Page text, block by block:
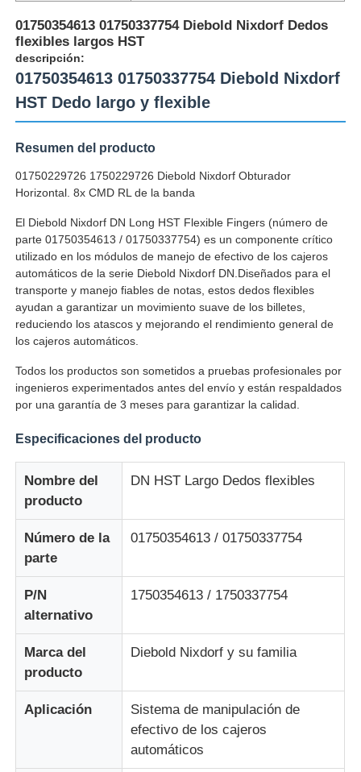
Inicio
Productos
Videos
Sobre nosotros
Control de Calidad
Contacto
noticias
01750354613 01750337754 Diebold Nixdorf Dedos
flexibles largos HST
descripción:
01750354613 01750337754 Diebold Nixdorf
HST Dedo largo y flexible
Resumen del producto
01750229726 1750229726 Diebold Nixdorf Obturador
Horizontal. 8x CMD RL de la banda
El Diebold Nixdorf DN Long HST Flexible Fingers (número de
parte 01750354613 / 01750337754) es un componente crítico
utilizado en los módulos de manejo de efectivo de los cajeros
automáticos de la serie Diebold Nixdorf DN.Diseñados para el
transporte y manejo fiables de notas, estos dedos flexibles
ayudan a garantizar un movimiento suave de los billetes,
reduciendo los atascos y mejorando el rendimiento general de
los cajeros automáticos.
Todos los productos son sometidos a pruebas profesionales por
ingenieros experimentados antes del envío y están respaldados
por una garantía de 3 meses para garantizar la calidad.
Especificaciones del producto
Nombre del
producto
DN HST Largo Dedos flexibles
Número de la
parte
01750354613 / 01750337754
P/N
alternativo
1750354613 / 1750337754
Marca del
producto
Diebold Nixdorf y su familia
Aplicación
Sistema de manipulación de
efectivo de los cajeros
automáticos